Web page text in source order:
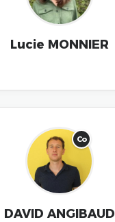
Lucie MONNIER
Co
DAVID ANGIBAUD